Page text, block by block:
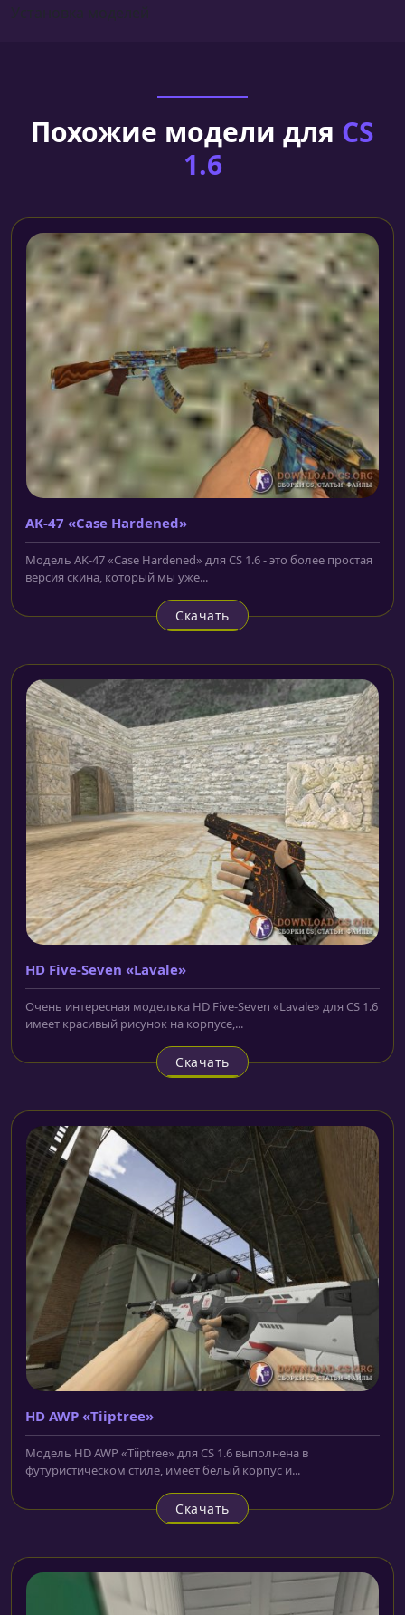
Похожие модели для CS
1.6
AK-47 «Case Hardened»
Модель AK-47 «Case Hardened» для CS 1.6 - это более простая
версия скина, который мы уже...
Скачать
HD Five-Seven «Lavale»
Очень интересная моделька HD Five-Seven «Lavale» для CS 1.6
имеет красивый рисунок на корпусе,...
Скачать
HD AWP «Tiiptree»
Модель HD AWP «Tiiptree» для CS 1.6 выполнена в
футуристическом стиле, имеет белый корпус и...
Скачать